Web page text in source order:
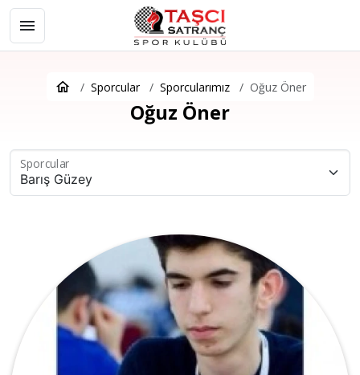
Sporcular Sporcularımız Oğuz Öner
Oğuz Öner
Sporcular